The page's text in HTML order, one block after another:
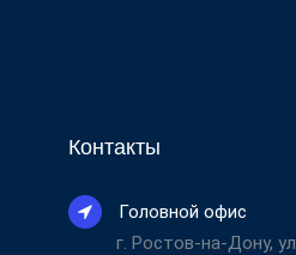
Контакты
Головной офис
г. Ростов-на-Дону, ул.